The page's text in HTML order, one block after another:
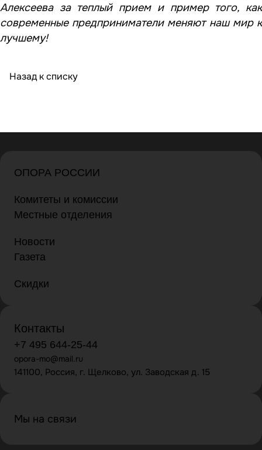
Алексеева за теплый прием и пример того, как
современные предприниматели меняют наш мир к
лучшему!
Назад к списку
ОПОРА РОССИИ
Комитеты и комиссии
Местные отделения
Новости
Газета
Скидки
Контакты
+7 495 644-25-44
opora-mo@mail.ru
141100, Россия, г. Щелково, ул. Заводская д. 15
Мы на связи